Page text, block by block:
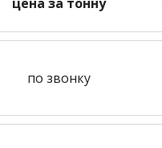
по звонку